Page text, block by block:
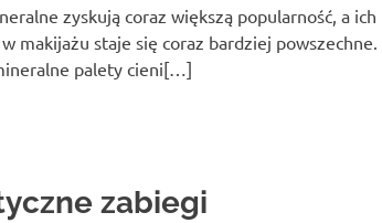
zyskują coraz większą popularność, a ich
makijażu staje się coraz bardziej powszechne.
palety cieni[…]
zabiegi